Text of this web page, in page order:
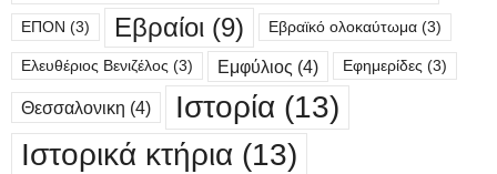
ΕΠΟΝ (3) Εβραίοι (9) Εβραϊκό ολοκαύτωμα (3)
Ελευθέριος Βενιζέλος (3) Εμφύλιος (4) Εφημερίδες (3)
Θεσσαλονικη (4) Ιστορία (13)
Ιστορικά κτήρια (13)